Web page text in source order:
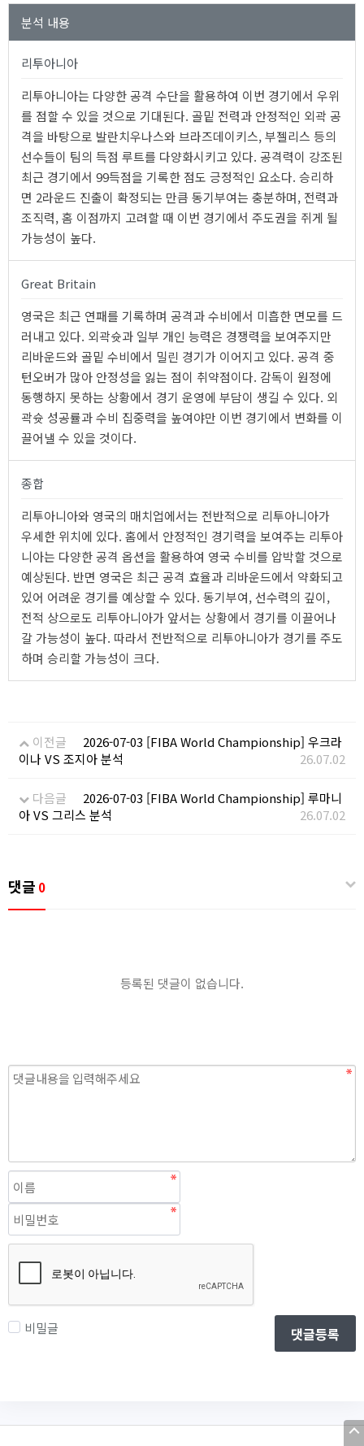
분석 내용
리투아니아
리투아니아는 다양한 공격 수단을 활용하여 이번 경기에서 우위
를 점할 수 있을 것으로 기대된다. 골밑 전력과 안정적인 외곽 공
격을 바탕으로 발란치우나스와 브라즈데이키스, 부젤리스 등의
선수들이 팀의 득점 루트를 다양화시키고 있다. 공격력이 강조된
최근 경기에서 99득점을 기록한 점도 긍정적인 요소다. 승리하
면 2라운드 진출이 확정되는 만큼 동기부여는 충분하며, 전력과
조직력, 홈 이점까지 고려할 때 이번 경기에서 주도권을 쥐게 될
가능성이 높다.
Great Britain
영국은 최근 연패를 기록하며 공격과 수비에서 미흡한 면모를 드
러내고 있다. 외곽슛과 일부 개인 능력은 경쟁력을 보여주지만
리바운드와 골밑 수비에서 밀린 경기가 이어지고 있다. 공격 중
턴오버가 많아 안정성을 잃는 점이 취약점이다. 감독이 원정에
동행하지 못하는 상황에서 경기 운영에 부담이 생길 수 있다. 외
곽슛 성공률과 수비 집중력을 높여야만 이번 경기에서 변화를 이
끌어낼 수 있을 것이다.
종합
리투아니아와 영국의 매치업에서는 전반적으로 리투아니아가
우세한 위치에 있다. 홈에서 안정적인 경기력을 보여주는 리투아
니아는 다양한 공격 옵션을 활용하여 영국 수비를 압박할 것으로
예상된다. 반면 영국은 최근 공격 효율과 리바운드에서 약화되고
있어 어려운 경기를 예상할 수 있다. 동기부여, 선수력의 깊이,
전적 상으로도 리투아니아가 앞서는 상황에서 경기를 이끌어나
갈 가능성이 높다. 따라서 전반적으로 리투아니아가 경기를 주도
하며 승리할 가능성이 크다.
이전글
2026-07-03 [FIBA World Championship] 우크라
이나 VS 조지아 분석
26.07.02
다음글
2026-07-03 [FIBA World Championship] 루마니
아 VS 그리스 분석
26.07.02
댓글 0
등록된 댓글이 없습니다.
비밀글 댓글등록